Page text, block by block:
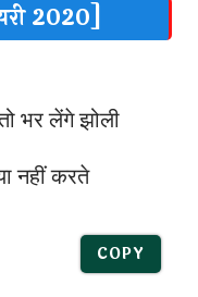
2020]
भर लेंगे झोली
नहीं करते
COPY